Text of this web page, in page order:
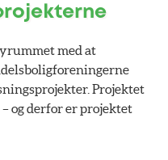
med at
Projektet
og derfor er projektet